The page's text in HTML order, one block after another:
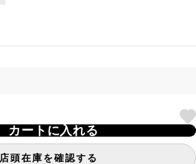
カートに入れる
店頭在庫を確認する